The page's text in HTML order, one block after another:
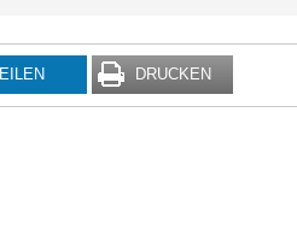
DRUCKEN